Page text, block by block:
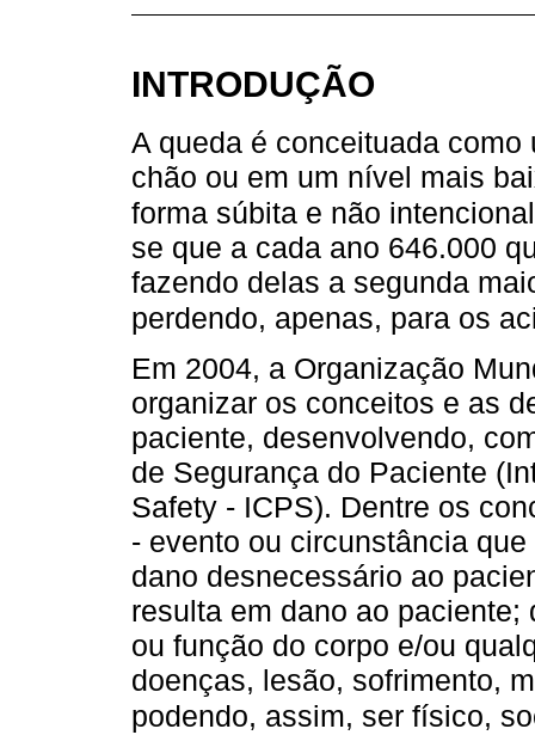
INTRODUÇÃO
A queda é conceituada
chão ou em um nível mais
forma súbita e não
se que a cada ano 646.000
fazendo delas a segunda
perdendo, apenas, para os
Em 2004, a Organização
organizar os conceitos e as
paciente, desenvolvendo,
de Segurança do Paciente
Safety - ICPS). Dentre os
- evento ou circunstância
dano desnecessário ao
resulta em dano ao
ou função do corpo e/ou
doenças, lesão, sofrimento,
podendo, assim, ser físico,